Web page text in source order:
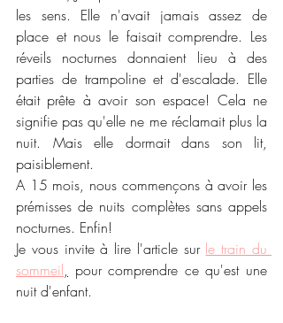
les sens. Elle n'avait jamais assez de
place et nous le faisait comprendre. Les
réveils nocturnes donnaient lieu à des
parties de trampoline et d'escalade. Elle
était prête à avoir son espace! Cela ne
signifie pas qu'elle ne me réclamait plus la
nuit. Mais elle dormait dans son lit,
paisiblement.
A 15 mois, nous commençons à avoir les
prémisses de nuits complètes sans appels
nocturnes. Enfin!
Je vous invite à lire l'article sur le train du
sommeil, pour comprendre ce qu'est une
nuit d'enfant.